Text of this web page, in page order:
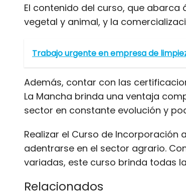
El contenido del curso, que
vegetal y animal, y la
Trabajo urgente en empresa de
Además, contar con las
La Mancha brinda una ventaja
sector en constante evolución y
Realizar el Curso de Incorporación
adentrarse en el sector agrario.
variadas, este curso brinda todas
Relacionados